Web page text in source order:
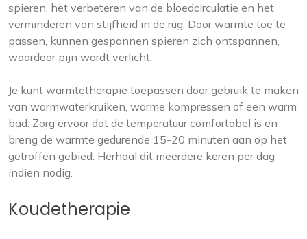
spieren, het verbeteren van de bloedcirculatie en het
verminderen van stijfheid in de rug. Door warmte toe te
passen, kunnen gespannen spieren zich ontspannen,
waardoor pijn wordt verlicht.
Je kunt warmtetherapie toepassen door gebruik te maken
van warmwaterkruiken, warme kompressen of een warm
bad. Zorg ervoor dat de temperatuur comfortabel is en
breng de warmte gedurende 15-20 minuten aan op het
getroffen gebied. Herhaal dit meerdere keren per dag
indien nodig.
Koudetherapie